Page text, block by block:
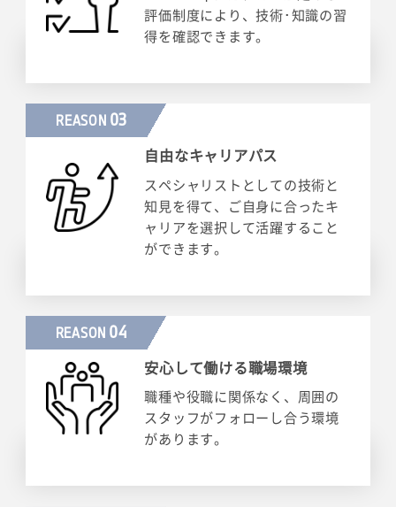
評価制度により、技術･知識の習
得を確認できます。
REASON 03
自由なキャリアパス
スペシャリストとしての技術と
知見を得て、ご自身に合ったキ
ャリアを選択して活躍すること
ができます。
REASON 04
安心して働ける職場環境
職種や役職に関係なく、周囲の
スタッフがフォローし合う環境
があります。